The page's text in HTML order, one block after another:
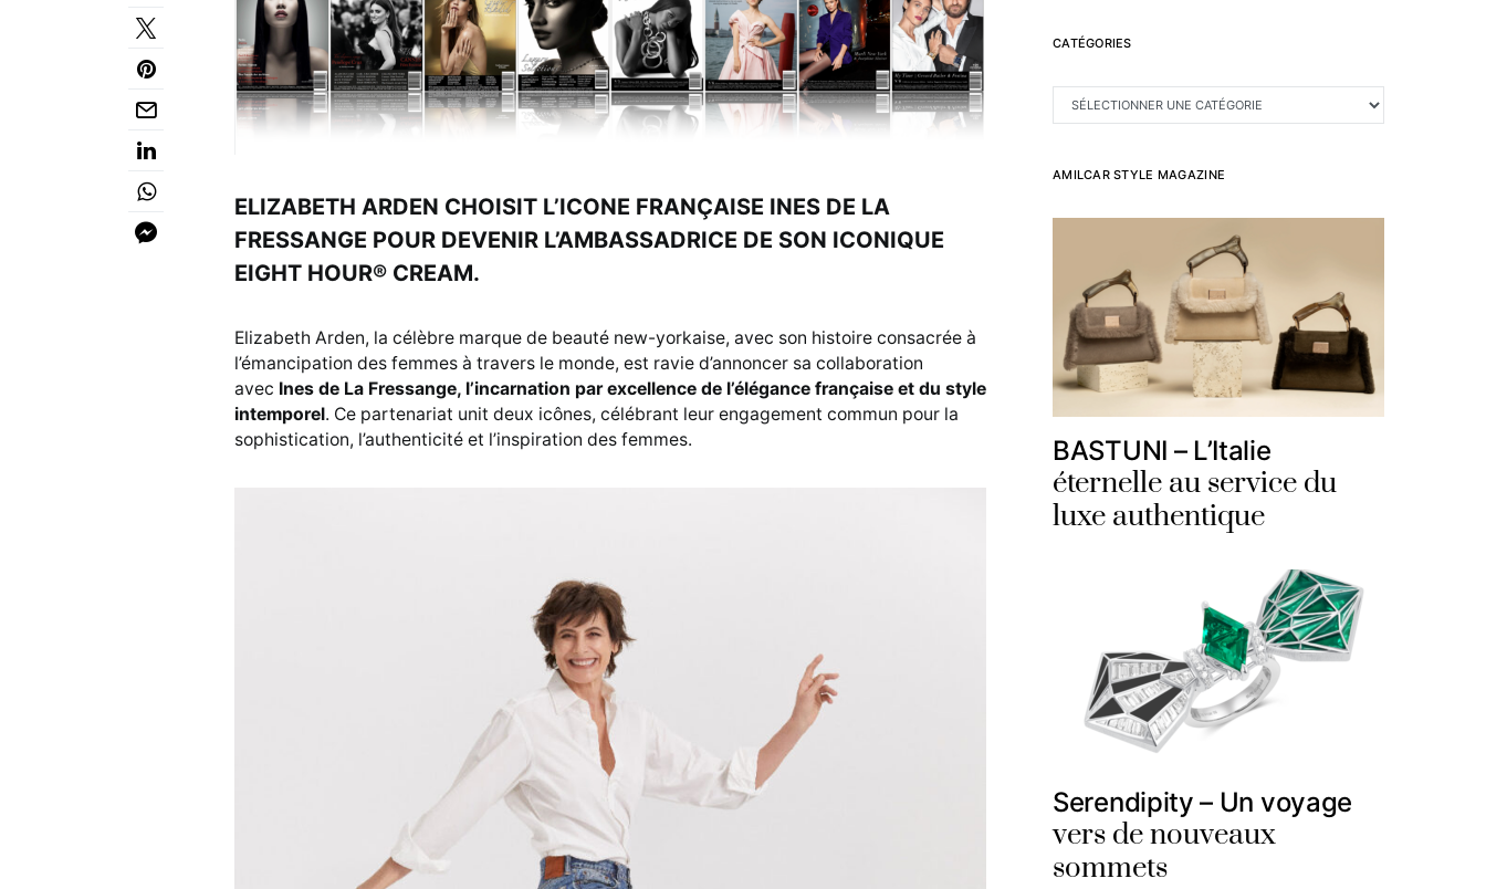
ELIZABETH ARDEN CHOISIT L’ICONE FRANÇAISE INES DE LA
FRESSANGE POUR DEVENIR L’AMBASSADRICE DE SON ICONIQUE
EIGHT HOUR® CREAM.
Elizabeth Arden, la célèbre marque de beauté new-yorkaise, avec son histoire consacrée à
l’émancipation des femmes à travers le monde, est ravie d’annoncer sa collaboration
avec Ines de La Fressange, l’incarnation par excellence de l’élégance française et du style
intemporel. Ce partenariat unit deux icônes, célébrant leur engagement commun pour la
sophistication, l’authenticité et l’inspiration des femmes.
CATÉGORIES
CATÉGORIES
AMILCAR STYLE MAGAZINE
BASTUNI – L’Italie
éternelle au service du
luxe authentique
Serendipity – Un voyage
vers de nouveaux
sommets